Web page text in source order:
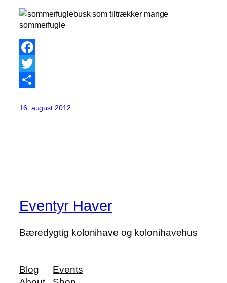
Facebook
Twitter
16. august 2012
Eventyr Haver
Bæredygtig kolonihave og kolonihavehus
Blog
Events